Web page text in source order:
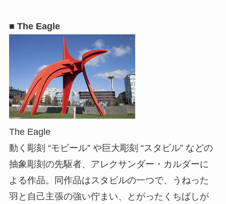
■ The Eagle
The Eagle
動く彫刻 “モビール” や巨大彫刻 “スタビル” などの
抽象彫刻の先駆者、アレクサンダー・カルダーに
よる作品。同作品はスタビルの一つで、うねった
羽と自己主張の強い佇まい、とがったくちばしが